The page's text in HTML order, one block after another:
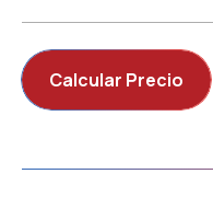
Calcular Precio